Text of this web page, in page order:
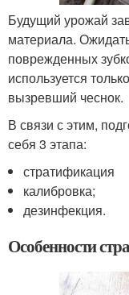
Будущий урожай
материала.
поврежденных
используется
вызревший чеснок.
В связи с этим,
себя 3 этапа:
стратификация
калибровка;
дезинфекция.
Особенности